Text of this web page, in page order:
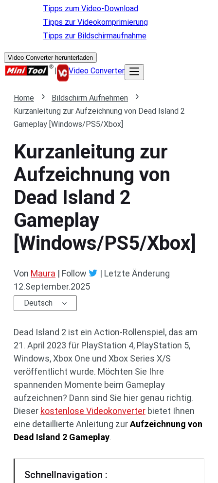
Tipps zum Video-Download
Tipps zur Videokomprimierung
Tipps zur Bildschirmaufnahme
Video Converter herunterladen
| Video Converter
Home
Bildschirm Aufnehmen
Kurzanleitung zur Aufzeichnung von Dead Island 2
Gameplay [Windows/PS5/Xbox]
Kurzanleitung zur
Aufzeichnung von
Dead Island 2
Gameplay
[Windows/PS5/Xbox]
Von Maura | Follow | Letzte Änderung
12.September.2025
Deutsch
Dead Island 2 ist ein Action-Rollenspiel, das am
21. April 2023 für PlayStation 4, PlayStation 5,
Windows, Xbox One und Xbox Series X/S
veröffentlicht wurde. Möchten Sie Ihre
spannenden Momente beim Gameplay
aufzeichnen? Dann sind Sie hier genau richtig.
Dieser kostenlose Videokonverter bietet Ihnen
eine detaillierte Anleitung zurAufzeichnung von
Dead Island 2 Gameplay.
Schnellnavigation :